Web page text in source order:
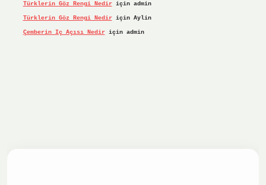
Türklerin Göz Rengi Nediriçin admin
Türklerin Göz Rengi Nediriçin Aylin
Çemberin Iç Açısı Nediriçin admin